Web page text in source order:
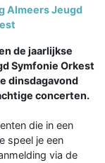
Almeers Jeugd
de jaarlijkse
Symfonie Orkest
dinsdagavond
concerten.
die in een
speel je een
via de